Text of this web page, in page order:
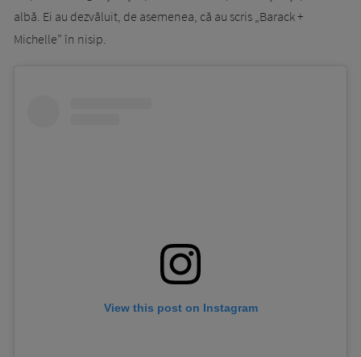
albă. Ei au dezvăluit, de asemenea, că au scris „Barack +
Michelle” în nisip.
View this post on Instagram